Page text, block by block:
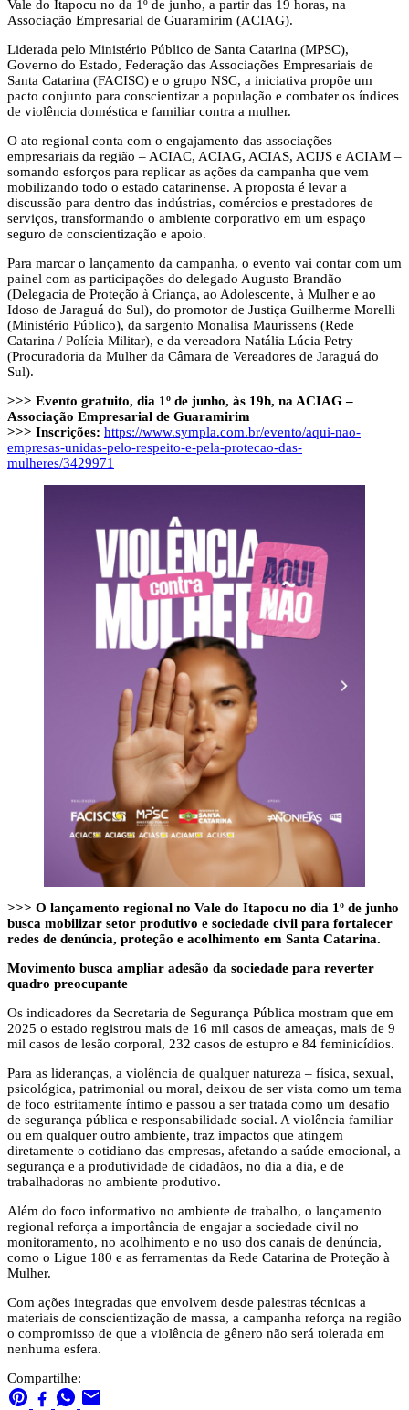
Vale do Itapocu no da 1º de junho, a partir das 19 horas, na
Associação Empresarial de Guaramirim (ACIAG).
Liderada pelo Ministério Público de Santa Catarina (MPSC),
Governo do Estado, Federação das Associações Empresariais de
Santa Catarina (FACISC) e o grupo NSC, a iniciativa propõe um
pacto conjunto para conscientizar a população e combater os índices
de violência doméstica e familiar contra a mulher.
O ato regional conta com o engajamento das associações
empresariais da região – ACIAC, ACIAG, ACIAS, ACIJS e ACIAM –
somando esforços para replicar as ações da campanha que vem
mobilizando todo o estado catarinense. A proposta é levar a
discussão para dentro das indústrias, comércios e prestadores de
serviços, transformando o ambiente corporativo em um espaço
seguro de conscientização e apoio.
Para marcar o lançamento da campanha, o evento vai contar com um
painel com as participações do delegado Augusto Brandão
(Delegacia de Proteção à Criança, ao Adolescente, à Mulher e ao
Idoso de Jaraguá do Sul), do promotor de Justiça Guilherme Morelli
(Ministério Público), da sargento Monalisa Maurissens (Rede
Catarina / Polícia Militar), e da vereadora Natália Lúcia Petry
(Procuradoria da Mulher da Câmara de Vereadores de Jaraguá do
Sul).
>>> Evento gratuito, dia 1º de junho, às 19h, na ACIAG –
Associação Empresarial de Guaramirim
>>> Inscrições: https://www.sympla.com.br/evento/aqui-nao-
empresas-unidas-pelo-respeito-e-pela-protecao-das-
mulheres/3429971
>>> O lançamento regional no Vale do Itapocu no dia 1º de junho
busca mobilizar setor produtivo e sociedade civil para fortalecer
redes de denúncia, proteção e acolhimento em Santa Catarina.
Movimento busca ampliar adesão da sociedade para reverter
quadro preocupante
Os indicadores da Secretaria de Segurança Pública mostram que em
2025 o estado registrou mais de 16 mil casos de ameaças, mais de 9
mil casos de lesão corporal, 232 casos de estupro e 84 feminicídios.
Para as lideranças, a violência de qualquer natureza – física, sexual,
psicológica, patrimonial ou moral, deixou de ser vista como um tema
de foco estritamente íntimo e passou a ser tratada como um desafio
de segurança pública e responsabilidade social. A violência familiar
ou em qualquer outro ambiente, traz impactos que atingem
diretamente o cotidiano das empresas, afetando a saúde emocional, a
segurança e a produtividade de cidadãos, no dia a dia, e de
trabalhadoras no ambiente produtivo.
Além do foco informativo no ambiente de trabalho, o lançamento
regional reforça a importância de engajar a sociedade civil no
monitoramento, no acolhimento e no uso dos canais de denúncia,
como o Ligue 180 e as ferramentas da Rede Catarina de Proteção à
Mulher.
Com ações integradas que envolvem desde palestras técnicas a
materiais de conscientização de massa, a campanha reforça na região
o compromisso de que a violência de gênero não será tolerada em
nenhuma esfera.
Compartilhe: